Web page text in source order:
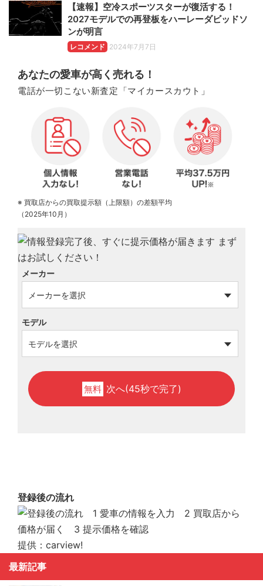
【速報】空冷スポーツスターが復活する！
2027モデルでの再登板をハーレーダビッドソ
ンが明言
レコメンド 2024年7月7日
あなたの愛車が高く売れる！
電話が一切こない新査定「マイカースカウト」
※ 買取店からの買取提示額（上限額）の差額平均
（2025年10月）
メーカー
モデル
無料 次へ(45秒で完了)
登録後の流れ
提供：carview!
最新記事